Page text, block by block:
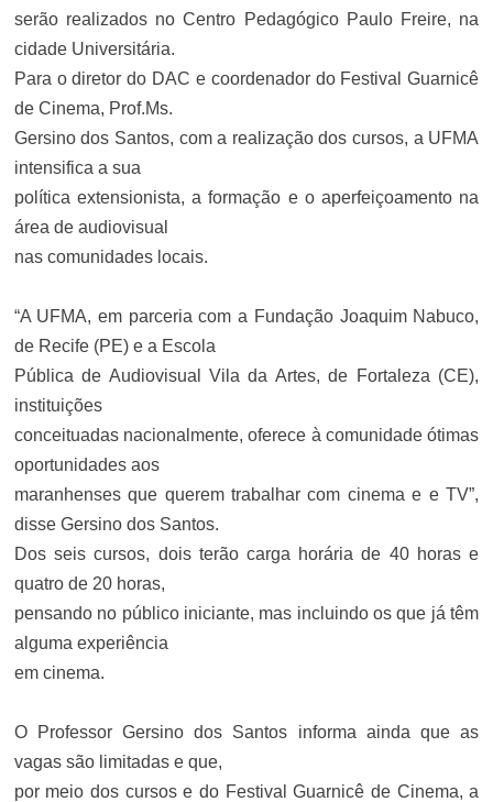
serão realizados no Centro Pedagógico Paulo Freire, na
cidade Universitária.
Para o diretor do DAC e coordenador do Festival Guarnicê
de Cinema, Prof.Ms.
Gersino dos Santos, com a realização dos cursos, a UFMA
intensifica a sua
política extensionista, a formação e o aperfeiçoamento na
área de audiovisual
nas comunidades locais.
“A UFMA, em parceria com a Fundação Joaquim Nabuco,
de Recife (PE) e a Escola
Pública de Audiovisual Vila da Artes, de Fortaleza (CE),
instituições
conceituadas nacionalmente, oferece à comunidade ótimas
oportunidades aos
maranhenses que querem trabalhar com cinema e e TV”,
disse Gersino dos Santos.
Dos seis cursos, dois terão carga horária de 40 horas e
quatro de 20 horas,
pensando no público iniciante, mas incluindo os que já têm
alguma experiência
em cinema.
O Professor Gersino dos Santos informa ainda que as
vagas são limitadas e que,
por meio dos cursos e do Festival Guarnicê de Cinema, a